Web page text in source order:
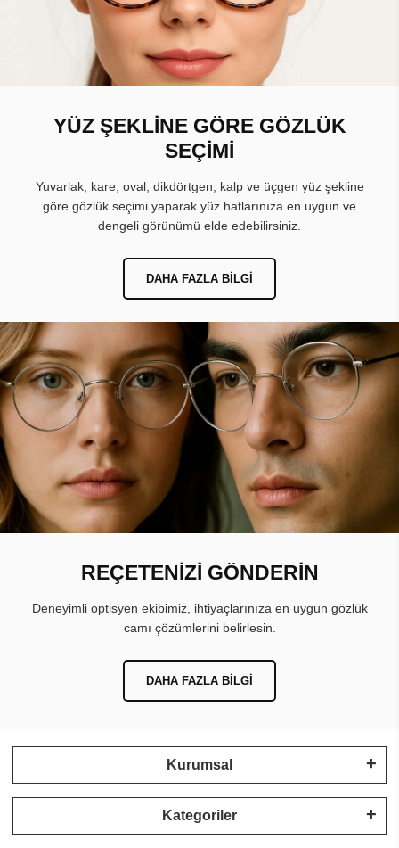
YÜZ ŞEKLİNE GÖRE GÖZLÜK
SEÇİMİ
Yuvarlak, kare, oval, dikdörtgen, kalp ve üçgen yüz şekline
göre gözlük seçimi yaparak yüz hatlarınıza en uygun ve
dengeli görünümü elde edebilirsiniz.
DAHA FAZLA BILGI
REÇETENİZİ GÖNDERİN
Deneyimli optisyen ekibimiz, ihtiyaçlarınıza en uygun gözlük
camı çözümlerini belirlesin.
DAHA FAZLA BILGI
Kurumsal
Kategoriler